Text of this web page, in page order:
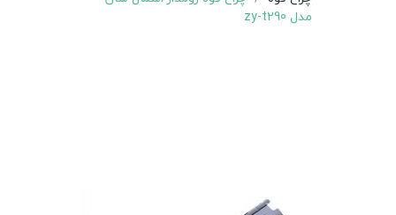
مدل zy-t290